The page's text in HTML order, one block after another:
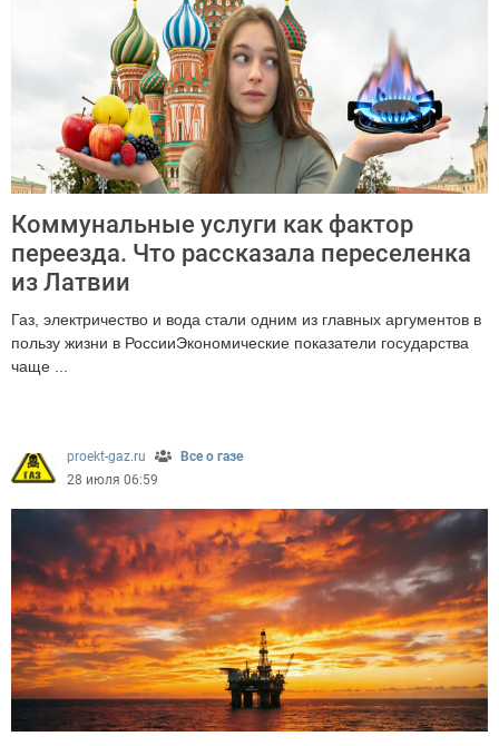
Коммунальные услуги как фактор
переезда. Что рассказала переселенка
из Латвии
Газ, электричество и вода стали одним из главных аргументов в
пользу жизни в РоссииЭкономические показатели государства
чаще ...
proekt-gaz.ru
Все о газе
28 июля 06:59